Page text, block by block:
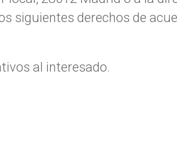
siguientes derechos de
al interesado.